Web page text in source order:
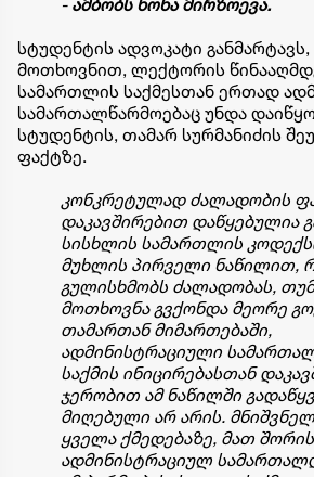
- ამბობს ნონა მირზოევა.
სტუდენტის ადვოკატი
მოთხოვნით, ლექტორის
სამართლის საქმესთან ერთად
სამართალწარმოებაც უნდა
სტუდენტის, თამარ სურმანიძის
ფაქტზე.
კონკრეტულად ძალადობის
დაკავშირებით დაწყებულია
სისხლის სამართლის
მუხლის პირველი ნაწილით,
გულისხმობს ძალადობას,
მოთხოვნა გვქონდა მეორე
თამართან მიმართებაში,
ადმინისტრაციული
საქმის ინიცირებასთან
ჯერობით ამ ნაწილში
მიღებული არ არის.
ყველა ქმედებაზე, მათ შორის
ადმინისტრაციულ